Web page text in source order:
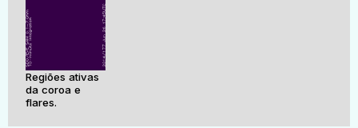
Regiões ativas
da coroa e
flares.